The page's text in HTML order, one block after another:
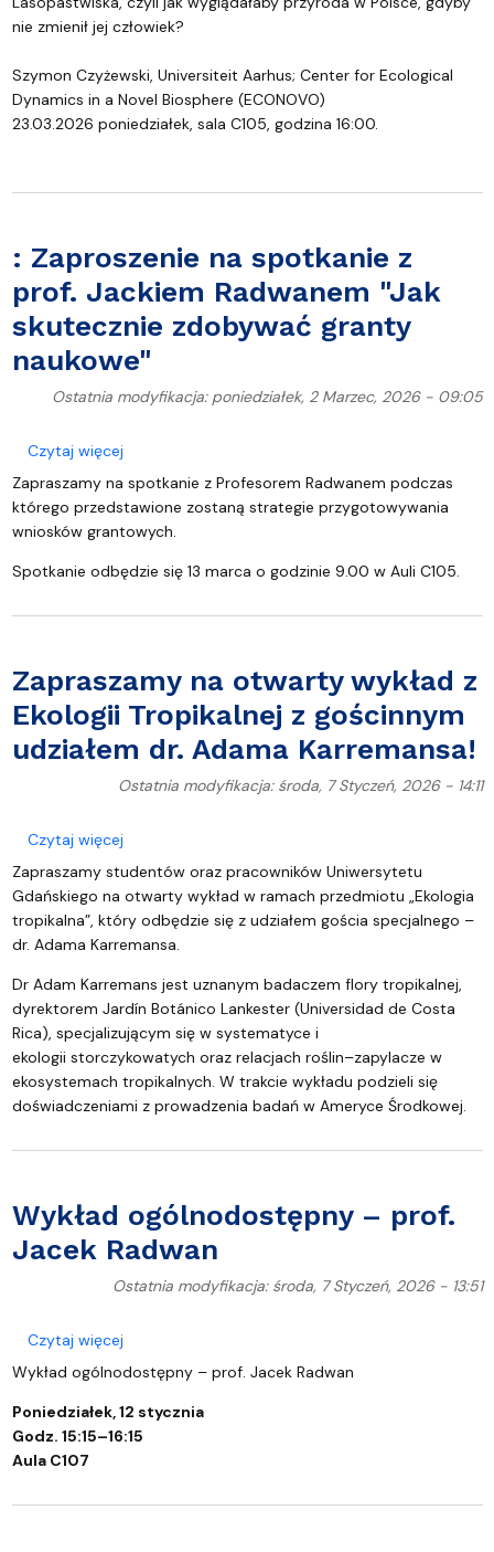
nie zmienił jej człowiek?
Szymon Czyżewski, Universiteit Aarhus; Center for Ecological
Dynamics in a Novel Biosphere (ECONOVO)
23.03.2026 poniedziałek, sala C105, godzina 16:00.
: Zaproszenie na spotkanie z
prof. Jackiem Radwanem "Jak
skutecznie zdobywać granty
naukowe"
Ostatnia modyfikacja: poniedziałek, 2 Marzec, 2026 - 09:05
Czytaj więcejo : Zaproszenie na spotkanie z prof. Jackiem
Zapraszamy na spotkanie z Profesorem Radwanem podczas
którego przedstawione zostaną strategie przygotowywania
wniosków grantowych.
Spotkanie odbędzie się 13 marca o godzinie 9.00 w Auli C105.
Zapraszamy na otwarty wykład z
Ekologii Tropikalnej z gościnnym
udziałem dr. Adama Karremansa!
Ostatnia modyfikacja: środa, 7 Styczeń, 2026 - 14:11
Czytaj więcejo Zapraszamy na otwarty wykład z Ekologii
Zapraszamy studentów oraz pracowników Uniwersytetu
Gdańskiego na otwarty wykład w ramach przedmiotu „Ekologia
tropikalna”, który odbędzie się z udziałem gościa specjalnego –
dr. Adama Karremansa.
Dr Adam Karremans jest uznanym badaczem flory tropikalnej,
dyrektorem Jardín Botánico Lankester (Universidad de Costa
Rica), specjalizującym się w systematyce i
ekologii storczykowatych oraz relacjach roślin–zapylacze w
ekosystemach tropikalnych. W trakcie wykładu podzieli się
doświadczeniami z prowadzenia badań w Ameryce Środkowej.
Wykład ogólnodostępny – prof.
Jacek Radwan
Ostatnia modyfikacja: środa, 7 Styczeń, 2026 - 13:51
Czytaj więcejo Wykład ogólnodostępny – prof. Jacek Radwan
Wykład ogólnodostępny – prof. Jacek Radwan
Poniedziałek, 12 stycznia
Godz. 15:15–16:15
Aula C107